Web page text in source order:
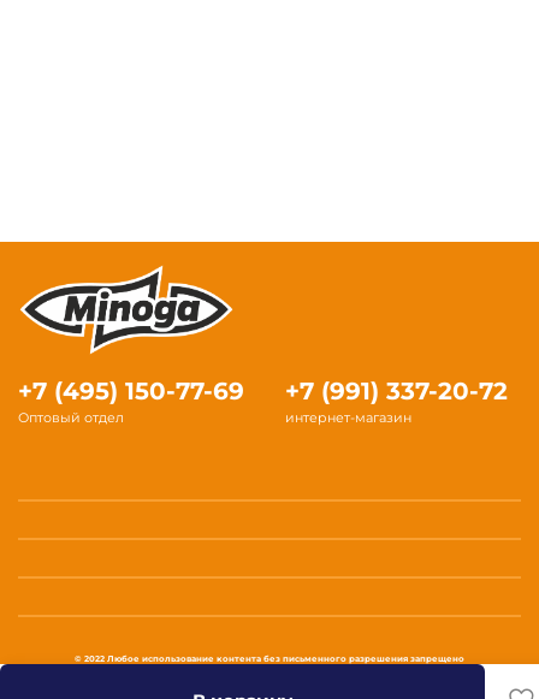
+7 (495) 150-77-69
Оптовый отдел
+7 (991) 337-20-72
интернет-магазин
© 2022 Любое использование контента без письменного разрешения запрещено